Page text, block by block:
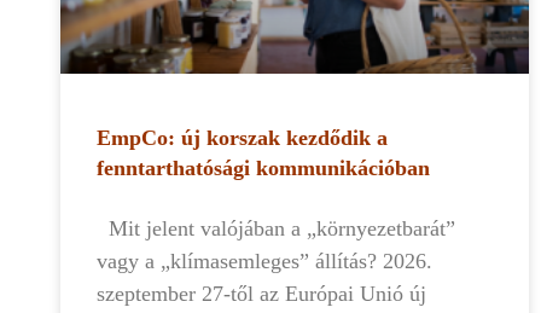
EmpCo: új korszak kezdődik a
fenntarthatósági kommunikációban
Mit jelent valójában a „környezetbarát”
vagy a „klímasemleges” állítás? 2026.
szeptember 27-től az Európai Unió új